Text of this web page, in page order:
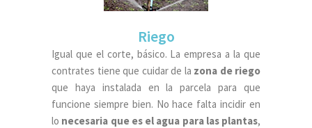
Riego
Igual que el corte, básico. La empresa a la que
contrates tiene que cuidar de la zona de riego
que haya instalada en la parcela para que
funcione siempre bien. No hace falta incidir en
lo necesaria que es el agua para las plantas,